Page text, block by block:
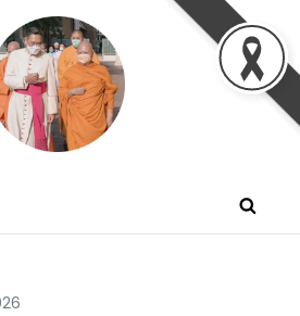
พรแก่พวกท่านท้งหลายเทอญ